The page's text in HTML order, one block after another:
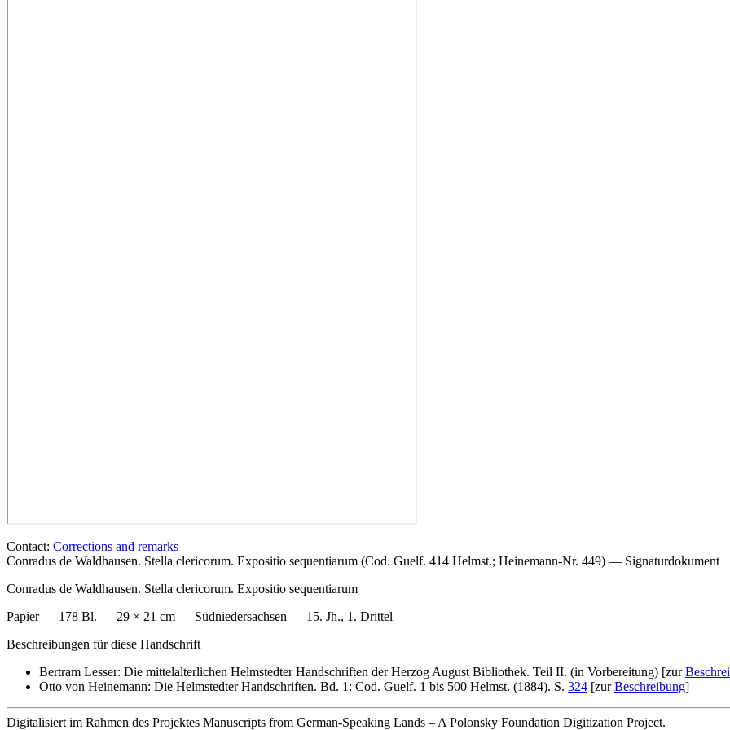
Contact: Corrections and remarks
Conradus de Waldhausen. Stella clericorum. Expositio sequentiarum (Cod. Guelf. 414 Helmst.; Heinemann-Nr. 449) — Signaturdokument
Conradus de Waldhausen. Stella clericorum. Expositio sequentiarum
Papier — 178 Bl. — 29 × 21 cm — Südniedersachsen — 15. Jh., 1. Drittel
Beschreibungen für diese Handschrift
Bertram Lesser: Die mittelalterlichen Helmstedter Handschriften der Herzog August Bibliothek. Teil II. (in Vorbereitung) [zur
Otto von Heinemann: Die Helmstedter Handschriften. Bd. 1: Cod. Guelf. 1 bis 500 Helmst. (1884). S. 324 [zurBeschreibung]
Digitalisiert im Rahmen des Projektes Manuscripts from German-Speaking Lands – A Polonsky Foundation Digitization Project.